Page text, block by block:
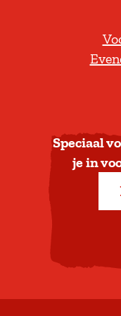
Speciaal
je in